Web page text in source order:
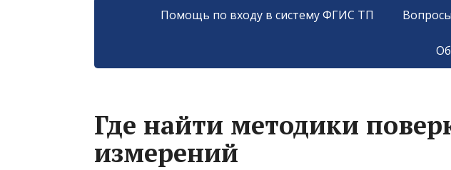
Помощь по входу в систему ФГИС ТП
Где найти методики
измерений